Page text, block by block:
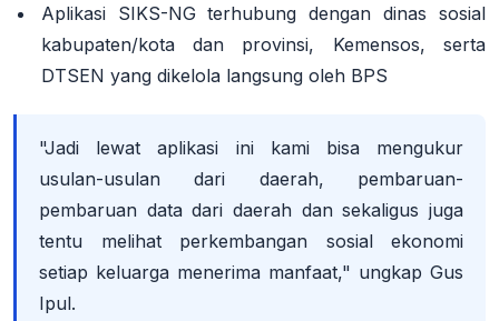
Aplikasi SIKS-NG terhubung dengan dinas sosial
kabupaten/kota dan provinsi, Kemensos, serta
DTSEN yang dikelola langsung oleh BPS
"Jadi lewat aplikasi ini kami bisa mengukur
usulan-usulan dari daerah, pembaruan-
pembaruan data dari daerah dan sekaligus juga
tentu melihat perkembangan sosial ekonomi
setiap keluarga menerima manfaat," ungkap Gus
Ipul.